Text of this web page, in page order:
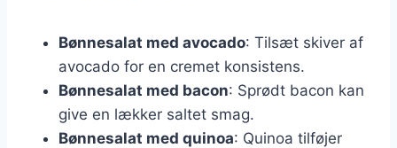
Bønnesalat med avocado: Tilsæt skiver af
avocado for en cremet konsistens.
Bønnesalat med bacon: Sprødt bacon kan
give en lækker saltet smag.
Bønnesalat med quinoa: Quinoa tilføjer